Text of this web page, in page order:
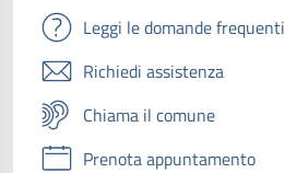
Leggi le domande frequenti
Richiedi assistenza
Chiama il comune
Prenota appuntamento